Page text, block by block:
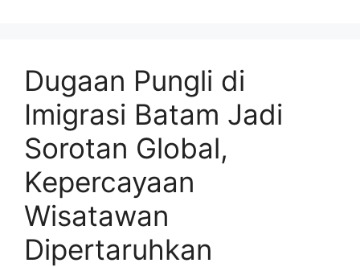
Dugaan Pungli di
Imigrasi Batam Jadi
Sorotan Global,
Kepercayaan
Wisatawan
Dipertaruhkan